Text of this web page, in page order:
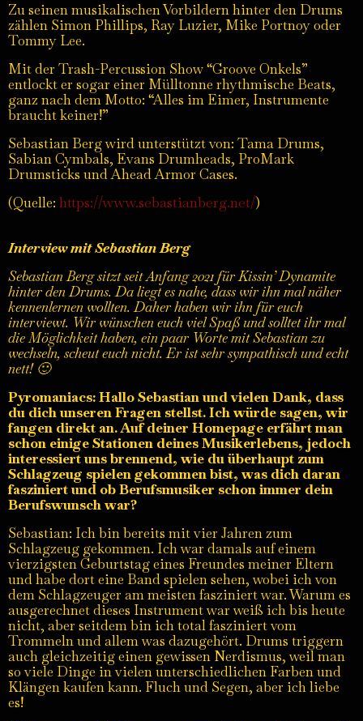
Zu seinen musikalischen Vorbildern hinter den Drums
zählen Simon Phillips, Ray Luzier, Mike Portnoy oder
Tommy Lee.
Mit der Trash-Percussion Show “Groove Onkels”
entlockt er sogar einer Mülltonne rhythmische Beats,
ganz nach dem Motto: “Alles im Eimer, Instrumente
braucht keiner!”
Sebastian Berg wird unterstützt von: Tama Drums,
Sabian Cymbals, Evans Drumheads, ProMark
Drumsticks und Ahead Armor Cases.
(Quelle: https://www.sebastianberg.net/)
Interview mit Sebastian Berg
Sebastian Berg sitzt seit Anfang 2021 für Kissin’ Dynamite
hinter den Drums. Da liegt es nahe, dass wir ihn mal näher
kennenlernen wollten. Daher haben wir ihn für euch
interviewt. Wir wünschen euch viel Spaß und solltet ihr mal
die Möglichkeit haben, ein paar Worte mit Sebastian zu
wechseln, scheut euch nicht. Er ist sehr sympathisch und echt
nett! 🙂
Pyromaniacs: Hallo Sebastian und vielen Dank, dass
du dich unseren Fragen stellst. Ich würde sagen, wir
fangen direkt an. Auf deiner Homepage erfährt man
schon einige Stationen deines Musikerlebens, jedoch
interessiert uns brennend, wie du überhaupt zum
Schlagzeug spielen gekommen bist, was dich daran
fasziniert und ob Berufsmusiker schon immer dein
Berufswunsch war?
Sebastian: Ich bin bereits mit vier Jahren zum
Schlagzeug gekommen. Ich war damals auf einem
vierzigsten Geburtstag eines Freundes meiner Eltern
und habe dort eine Band spielen sehen, wobei ich von
dem Schlagzeuger am meisten fasziniert war. Warum es
ausgerechnet dieses Instrument war weiß ich bis heute
nicht, aber seitdem bin ich total fasziniert vom
Trommeln und allem was dazugehört. Drums triggern
auch gleichzeitig einen gewissen Nerdismus, weil man
so viele Dinge in vielen unterschiedlichen Farben und
Klängen kaufen kann. Fluch und Segen, aber ich liebe
es!